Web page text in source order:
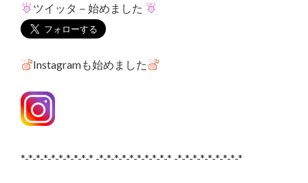
ツイッタ－始めました
Instagramも始めました
*-*-*-*-*-*-*-*-*-* -*-*-*-*-*-*-*-*-*-* -*-*-*-*-*-*-*-*-*